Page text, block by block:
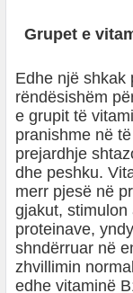
Grupet e
Edhe një shkak
rëndësishëm
e grupit të
pranishme në
prejardhje
dhe peshku.
merr pjesë në
gjakut,
proteinave,
shndërruar në
zhvillimin
edhe vitaminë